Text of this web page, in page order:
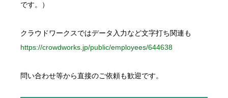
です。）
クラウドワークスではデータ入力など文字打ち関連も
https://crowdworks.jp/public/employees/644638
問い合わせ等から直接のご依頼も歓迎です。